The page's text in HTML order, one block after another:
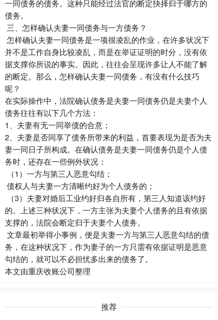
一同债务的债务。这种只能经过法官的断定抉择归于哪方的
债务。
三、怎样确认夫妻一同债务与一方债务？
怎样确认夫妻一同债务是一项很凌乱的作业，在许多状况下
并不是工作自身比较凌乱，而是在举证证明的时分，没有依
据支撑你所说的事实。因此，往往会呈现许多让人不能了解
的断定。那么，怎样确认夫妻一同债务，有没有什么技巧
呢？
在实际操作中，法院确认债务是夫妻一同债务仍是夫妻个人
债务往往有以下几个方法：
1、夫妻有无一同举债的合意；
2、夫妻是否同享了债务所带来的利益，首要表现为是否为夫
妻一同日子所构成。在确认债务是夫妻一同债务仍是个人债
务时，还存在一些例外状况：
（1）一方与第三人恶意勾结；
债权人与夫妻一方清晰约好为个人债务的；
（3）夫妻对婚后工业约好归各自所有，第三人知道该约好
的。上述三种状况下，一方主张为夫妻个人债务的且有依据
支撑的，法院会断定归于夫妻个人债务。
文章最初举得小事例，便是夫妻一方与第三人恶意勾结的债
务，在这种状况下，作为妻子的一方只需有依据证明是恶意
勾结的，就可以不必担忧多出来的债务了。
本文由重庆收账公司整理
推荐